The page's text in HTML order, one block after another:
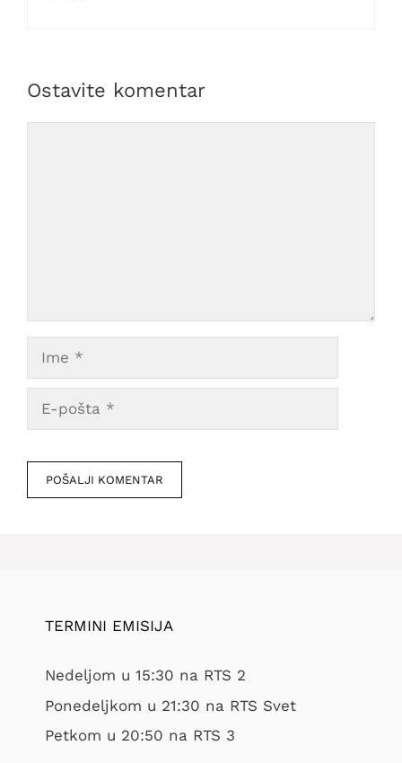
Ostavite komentar
pošta
mesto
TERMINI EMISIJA
Nedeljom u 15:30 na RTS 2
Ponedeljkom u 21:30 na RTS Svet
Petkom u 20:50 na RTS 3